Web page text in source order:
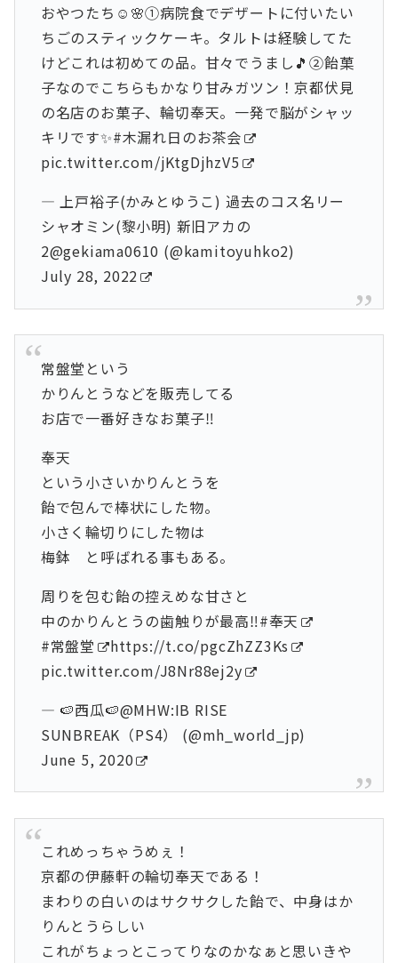
おやつたち☺️🌸①病院食でデザートに付いたい
ちごのスティックケーキ。タルトは経験してた
けどこれは初めての品。甘々でうまし🎵②飴菓
子なのでこちらもかなり甘みガツン！京都伏見
の名店のお菓子、輪切奉天。一発で脳がシャッ
キリです✨#木漏れ日のお茶会
pic.twitter.com/jKtgDjhzV5
— 上戸裕子(かみとゆうこ) 過去のコス名リー
シャオミン(黎小明) 新旧アカの
2@gekiama0610 (@kamitoyuhko2)
July 28, 2022
常盤堂という
かりんとうなどを販売してる
お店で一番好きなお菓子‼️
奉天
という小さいかりんとうを
飴で包んで棒状にした物。
小さく輪切りにした物は
梅鉢 と呼ばれる事もある。
周りを包む飴の控えめな甘さと
中のかりんとうの歯触りが最高‼️#奉天
#常盤堂
https://t.co/pgcZhZZ3Ks
pic.twitter.com/J8Nr88ej2y
— 🍉西瓜🍉@MHW:IB RISE
SUNBREAK（PS4） (@mh_world_jp)
June 5, 2020
これめっちゃうめぇ！
京都の伊藤軒の輪切奉天である！
まわりの白いのはサクサクした飴で、中身はか
りんとうらしい
これがちょっとこってりなのかなぁと思いきや